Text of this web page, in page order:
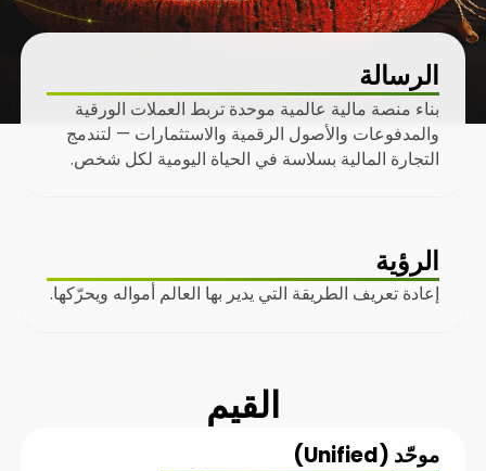
الرسالة
بناء منصة مالية عالمية موحدة تربط العملات الورقية
والمدفوعات والأصول الرقمية والاستثمارات — لتندمج
التجارة المالية بسلاسة في الحياة اليومية لكل شخص.
الرؤية
إعادة تعريف الطريقة التي يدير بها العالم أمواله ويحرّكها.
القيم
موحّد (Unified)